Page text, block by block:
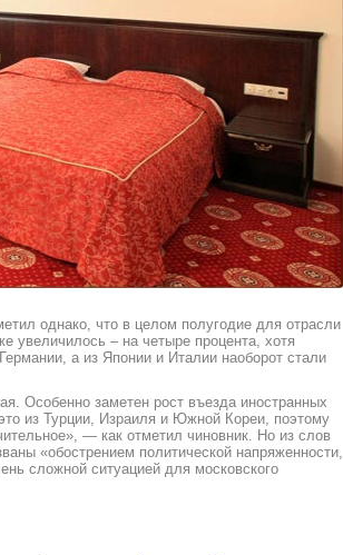
однако, что в целом полугодие для отрасли
– на четыре процента, хотя
а из Японии и Италии наоборот стали
Особенно заметен рост въезда иностранных
из Турции, Израиля и Южной Кореи, поэтому
— как отметил чиновник. Но из слов
«обострением политической напряженности,
сложной ситуацией для московского